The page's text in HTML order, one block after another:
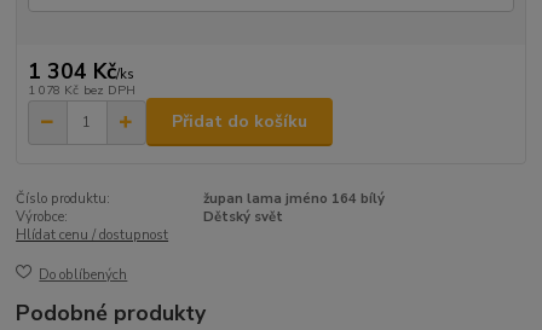
1 304 Kč/ks
1 078 Kč bez DPH
Přidat do košíku
Číslo produktu:
župan lama jméno 164 bílý
Výrobce:
Dětský svět
Hlídat cenu / dostupnost
Do oblíbených
Podobné produkty